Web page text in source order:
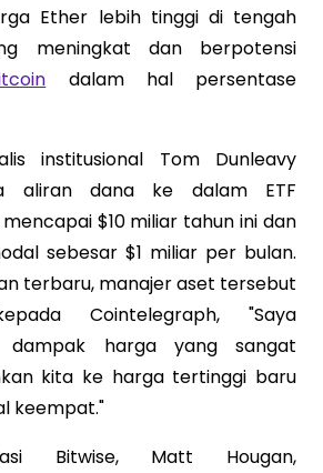
Ether lebih tinggi di tengah
meningkat dan berpotensi
dalam hal persentase
institusional Tom Dunleavy
aliran dana ke dalam ETF
$10 miliar tahun ini dan
sebesar $1 miliar per bulan.
terbaru, manajer aset tersebut
Cointelegraph, "Saya
dampak harga yang sangat
kita ke harga tertinggi baru
keempat."
Bitwise, Matt Hougan,